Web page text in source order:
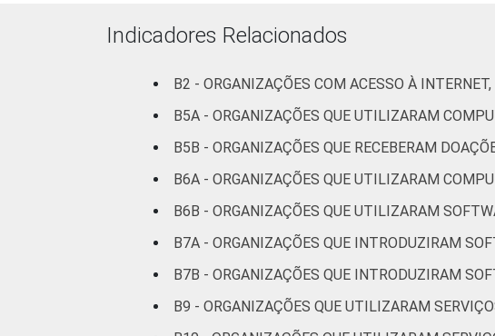
Desenvolvimento
e defesa de
direitos
Religião 5 95
Saúde e
assistência
13 85
Indicadores Relacionados
B2 - ORGANIZAÇÕES COM ACESSO À
B5A - ORGANIZAÇÕES QUE UTILIZARAM
B5B - ORGANIZAÇÕES QUE RECEBERAM
B6A - ORGANIZAÇÕES QUE UTILIZARAM
B6B - ORGANIZAÇÕES QUE UTILIZARAM
B7A - ORGANIZAÇÕES QUE INTRODUZIRAM
B7B - ORGANIZAÇÕES QUE INTRODUZIRAM
B9 - ORGANIZAÇÕES QUE UTILIZARAM